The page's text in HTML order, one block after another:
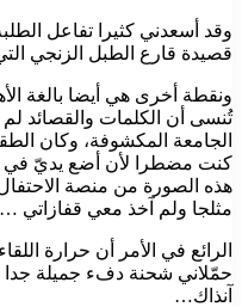
وقد أسعدني كثيرا تفاعل
قصيدة قارع الطبل الزنجي
ونقطة أخرى هي أيضا بالغة
تُنسى أن الكلمات والقصائد
الجامعة المكشوفة، وكان
كنت مضطرا لأن أضع يديّ في
هذه الصورة من منصة
مثلجا ولم آخذ معي قفازاتي …
الرائع في الأمر أن حرارة
حمّلاني شحنة دفء جميلة جدا
آنذاك…